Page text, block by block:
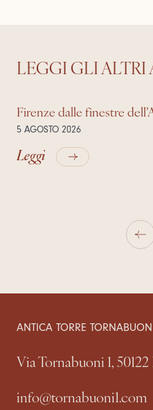
LEGGI GLI ALTRI
Firenze dalle finestre
5 AGOSTO 2026
Leggi
ANTICA TORRE
Via Tornabuoni 1,
info@tornabuoni1.com